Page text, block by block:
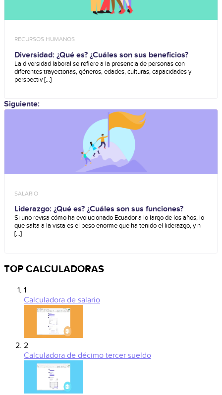
RECURSOS HUMANOS
Diversidad: ¿Qué es? ¿Cuáles son sus beneficios?
La diversidad laboral se refiere a la presencia de personas con
diferentes trayectorias, géneros, edades, culturas, capacidades y
perspectiv [...]
Siguiente:
SALARIO
Liderazgo: ¿Qué es? ¿Cuáles son sus funciones?
Si uno revisa cómo ha evolucionado Ecuador a lo largo de los años, lo
que salta a la vista es el peso enorme que ha tenido el liderazgo, y n
[...]
TOP CALCULADORAS
1
Calculadora de salario
2
Calculadora de décimo tercer sueldo